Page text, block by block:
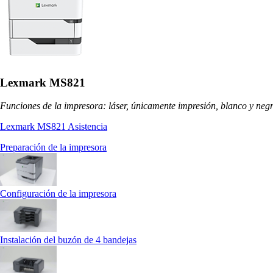
Lexmark MS821
Funciones de la impresora: láser, únicamente impresión, blanco y
Lexmark MS821 Asistencia
Preparación de la impresora
Configuración de la impresora
Instalación del buzón de 4 bandejas